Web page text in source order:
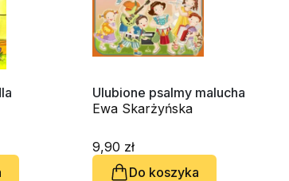
Ulubione psalmy malucha
Ewa Skarżyńska
9,90 zł
Do koszyka